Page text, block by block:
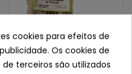
cookies para efeitos de
Os cookies de
terceiros são utilizados